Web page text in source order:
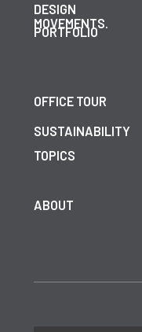
DESIGN
MOVEMENTS.
PORTFOLIO
OFFICE TOUR
SUSTAINABILITY
TOPICS
ABOUT